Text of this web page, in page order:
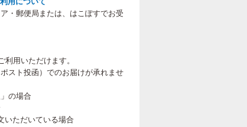
用について
・郵便局または、はこぽすでお受
用いただけます。
スト投函）でのお届けが承れませ
の場合
いただいている場合